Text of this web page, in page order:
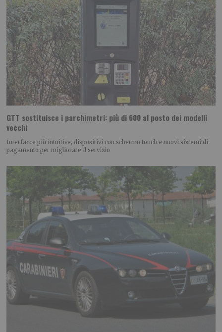
GTT sostituisce i parchimetri: più di 600 al posto dei modelli
vecchi
Interfacce più intuitive, dispositivi con schermo touch e nuovi sistemi di
pagamento per migliorare il servizio